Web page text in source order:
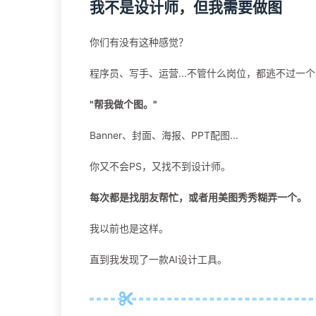
我不是设计师，但我需要做图
你们有没有这种感觉？
程序员、写手、运营...不管什么岗位，都逃不过一
"帮我做个图。"
Banner、封面、海报、PPT配图...
你又不会PS，又找不到设计师。
每次都是找朋友帮忙，或者用美图秀秀糊弄一个。
我以前也是这样。
直到我发现了一款AI设计工具。